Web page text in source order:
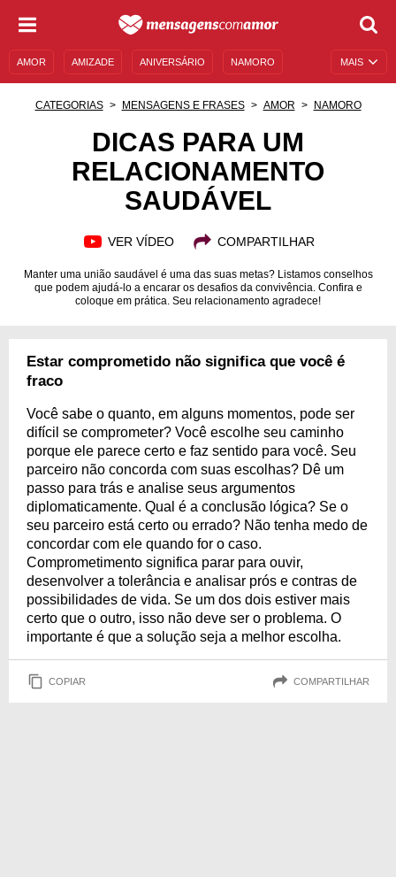
MAIS
AMOR AMIZADE ANIVERSÁRIO NAMORO
MENSAGENS E FRASES MENSAGENS DE ANIVERSÁRIO
FAMOSOS BÍBLIA
CATEGORIAS MENSAGENS E FRASES AMOR NAMORO
DICAS PARA UM
RELACIONAMENTO
SAUDÁVEL
VER VÍDEO COMPARTILHAR
Manter uma união saudável é uma das suas metas? Listamos conselhos
que podem ajudá-lo a encarar os desafios da convivência. Confira e
coloque em prática. Seu relacionamento agradece!
Estar comprometido não significa que você é
fraco
Você sabe o quanto, em alguns momentos, pode ser
difícil se comprometer? Você escolhe seu caminho
porque ele parece certo e faz sentido para você. Seu
parceiro não concorda com suas escolhas? Dê um
passo para trás e analise seus argumentos
diplomaticamente. Qual é a conclusão lógica? Se o
seu parceiro está certo ou errado? Não tenha medo de
concordar com ele quando for o caso.
Comprometimento significa parar para ouvir,
desenvolver a tolerância e analisar prós e contras de
possibilidades de vida. Se um dos dois estiver mais
certo que o outro, isso não deve ser o problema. O
importante é que a solução seja a melhor escolha.
COPIAR COMPARTILHAR